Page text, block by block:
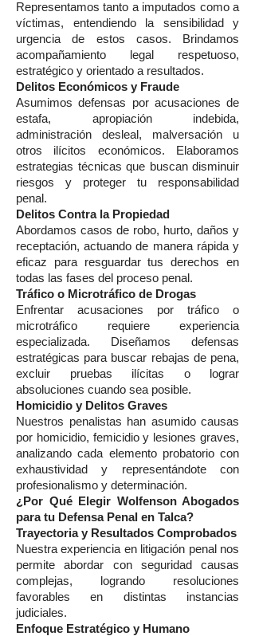
Representamos tanto a imputados como a
víctimas, entendiendo la sensibilidad y
urgencia de estos casos. Brindamos
acompañamiento legal respetuoso,
estratégico y orientado a resultados.
Delitos Económicos y Fraude
Asumimos defensas por acusaciones de
estafa, apropiación indebida,
administración desleal, malversación u
otros ilícitos económicos. Elaboramos
estrategias técnicas que buscan disminuir
riesgos y proteger tu responsabilidad
penal.
Delitos Contra la Propiedad
Abordamos casos de robo, hurto, daños y
receptación, actuando de manera rápida y
eficaz para resguardar tus derechos en
todas las fases del proceso penal.
Tráfico o Microtráfico de Drogas
Enfrentar acusaciones por tráfico o
microtráfico requiere experiencia
especializada. Diseñamos defensas
estratégicas para buscar rebajas de pena,
excluir pruebas ilícitas o lograr
absoluciones cuando sea posible.
Homicidio y Delitos Graves
Nuestros penalistas han asumido causas
por homicidio, femicidio y lesiones graves,
analizando cada elemento probatorio con
exhaustividad y representándote con
profesionalismo y determinación.
¿Por Qué Elegir Wolfenson Abogados
para tu Defensa Penal en Talca?
Trayectoria y Resultados Comprobados
Nuestra experiencia en litigación penal nos
permite abordar con seguridad causas
complejas, logrando resoluciones
favorables en distintas instancias
judiciales.
Enfoque Estratégico y Humano